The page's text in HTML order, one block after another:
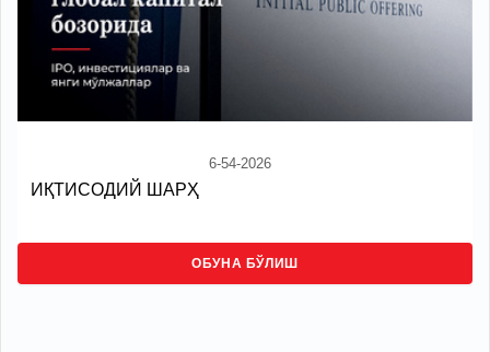
6-54-2026
ИҚТИСОДИЙ ШАРҲ
ОБУНА БЎЛИШ